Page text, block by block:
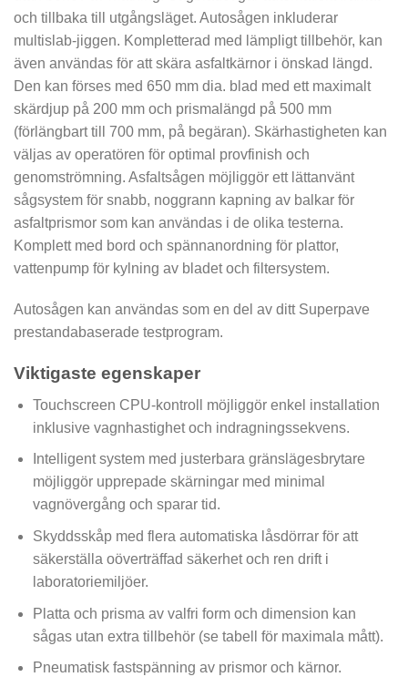
och tillbaka till utgångsläget. Autosågen inkluderar
multislab-jiggen. Kompletterad med lämpligt tillbehör, kan
även användas för att skära asfaltkärnor i önskad längd.
Den kan förses med 650 mm dia. blad med ett maximalt
skärdjup på 200 mm och prismalängd på 500 mm
(förlängbart till 700 mm, på begäran). Skärhastigheten kan
väljas av operatören för optimal provfinish och
genomströmning. Asfaltsågen möjliggör ett lättanvänt
sågsystem för snabb, noggrann kapning av balkar för
asfaltprismor som kan användas i de olika testerna.
Komplett med bord och spännanordning för plattor,
vattenpump för kylning av bladet och filtersystem.
Autosågen kan användas som en del av ditt Superpave
prestandabaserade testprogram.
Viktigaste egenskaper
Touchscreen CPU-kontroll möjliggör enkel installation
inklusive vagnhastighet och indragningssekvens.
Intelligent system med justerbara gränslägesbrytare
möjliggör upprepade skärningar med minimal
vagnövergång och sparar tid.
Skyddsskåp med flera automatiska låsdörrar för att
säkerställa oöverträffad säkerhet och ren drift i
laboratoriemiljöer.
Platta och prisma av valfri form och dimension kan
sågas utan extra tillbehör (se tabell för maximala mått).
Pneumatisk fastspänning av prismor och kärnor.